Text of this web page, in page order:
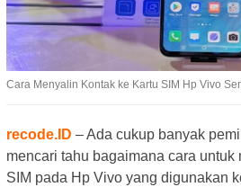
Cara Menyalin Kontak ke Kartu SIM Hp Vivo
recode.ID – Ada cukup banyak
mencari tahu bagaimana cara untuk
SIM pada Hp Vivo yang digunakan